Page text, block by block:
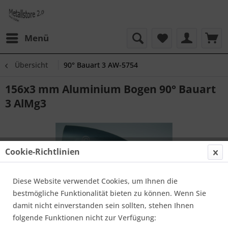
Menü
Übersicht 90° Bauart 3 AW-5754
156x3 mm Aluminium Bogen 90° Bauart
3 AlMg3
Cookie-Richtlinien
Diese Website verwendet Cookies, um Ihnen die
bestmögliche Funktionalität bieten zu können. Wenn Sie
damit nicht einverstanden sein sollten, stehen Ihnen
folgende Funktionen nicht zur Verfügung: